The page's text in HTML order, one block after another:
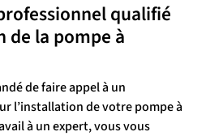
qualifié
de la pompe à
de faire appel à un
l’installation de votre pompe à
à un expert, vous vous